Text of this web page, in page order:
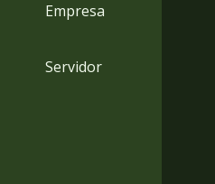
Empresa
Servidor